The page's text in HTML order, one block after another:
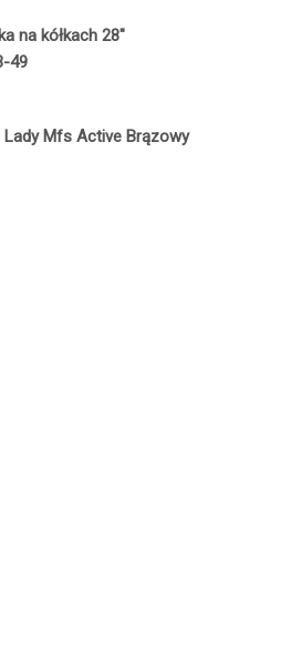
na kółkach 28"
49
Lady Mfs Active Brązowy